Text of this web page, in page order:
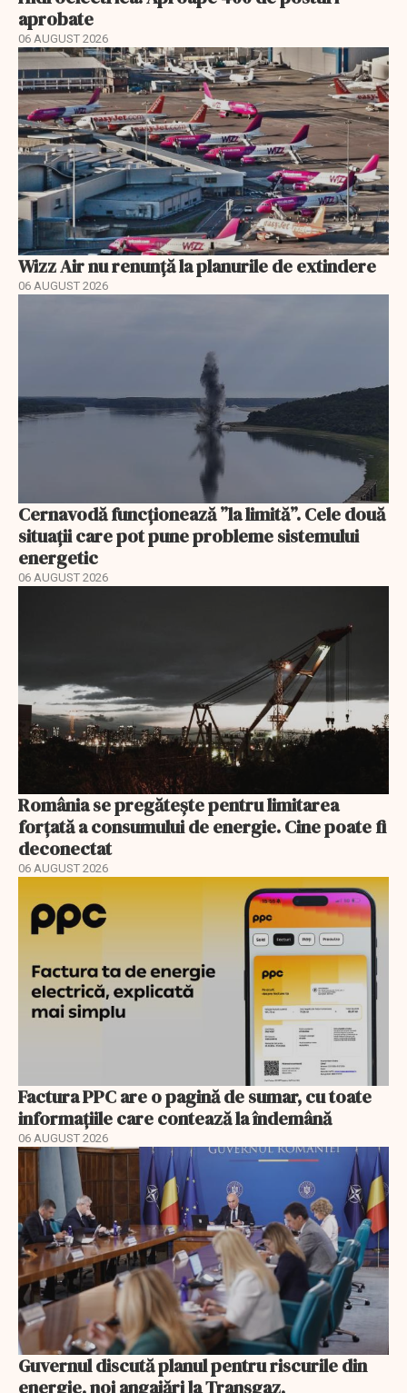
aprobate
06 AUGUST 2026
Wizz Air nu renunță la planurile de extindere
06 AUGUST 2026
Cernavodă funcționează ”la limită”. Cele două
situații care pot pune probleme sistemului
energetic
06 AUGUST 2026
România se pregătește pentru limitarea
forțată a consumului de energie. Cine poate fi
deconectat
06 AUGUST 2026
Factura PPC are o pagină de sumar, cu toate
informațiile care contează la îndemână
06 AUGUST 2026
Guvernul discută planul pentru riscurile din
energie, noi angajări la Transgaz,